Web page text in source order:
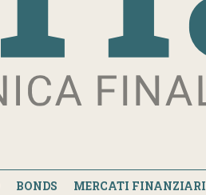
BONDS MERCATI FINANZIARI